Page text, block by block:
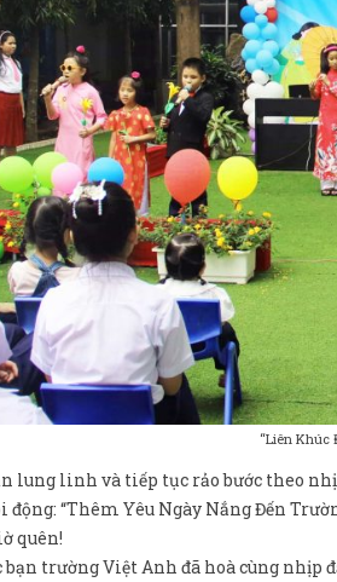
“Liên Khúc
lung linh và tiếp tục rảo bước theo
động: “Thêm Yêu Ngày Nắng Đến
quên!
bạn trường Việt Anh đã hoà cùng